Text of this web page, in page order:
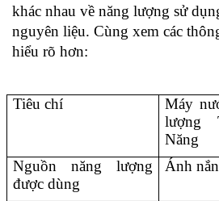
khác nhau về năng lượng sử
nguyên liệu. Cùng xem các
hiểu rõ hơn:
Tiêu chí
Máy
lượng
Năng
Nguồn năng lượng
được dùng
Ánh